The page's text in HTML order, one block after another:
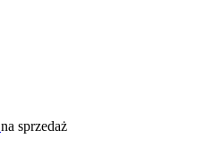
na sprzedaż